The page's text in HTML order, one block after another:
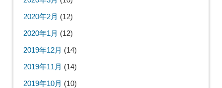
2020年2月 (12)
2020年1月 (12)
2019年12月 (14)
2019年11月 (14)
2019年10月 (10)